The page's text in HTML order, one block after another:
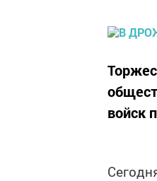
войск